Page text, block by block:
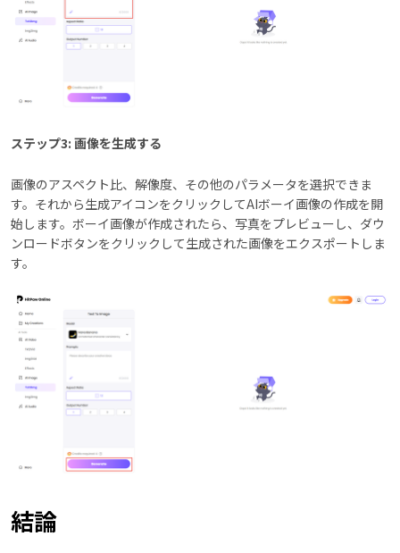
ステップ3: 画像を生成する
画像のアスペクト比、解像度、その他のパラメータを選択できま
す。それから生成アイコンをクリックしてAIボーイ画像の作成を開
始します。ボーイ画像が作成されたら、写真をプレビューし、ダウ
ンロードボタンをクリックして生成された画像をエクスポートしま
す。
結論